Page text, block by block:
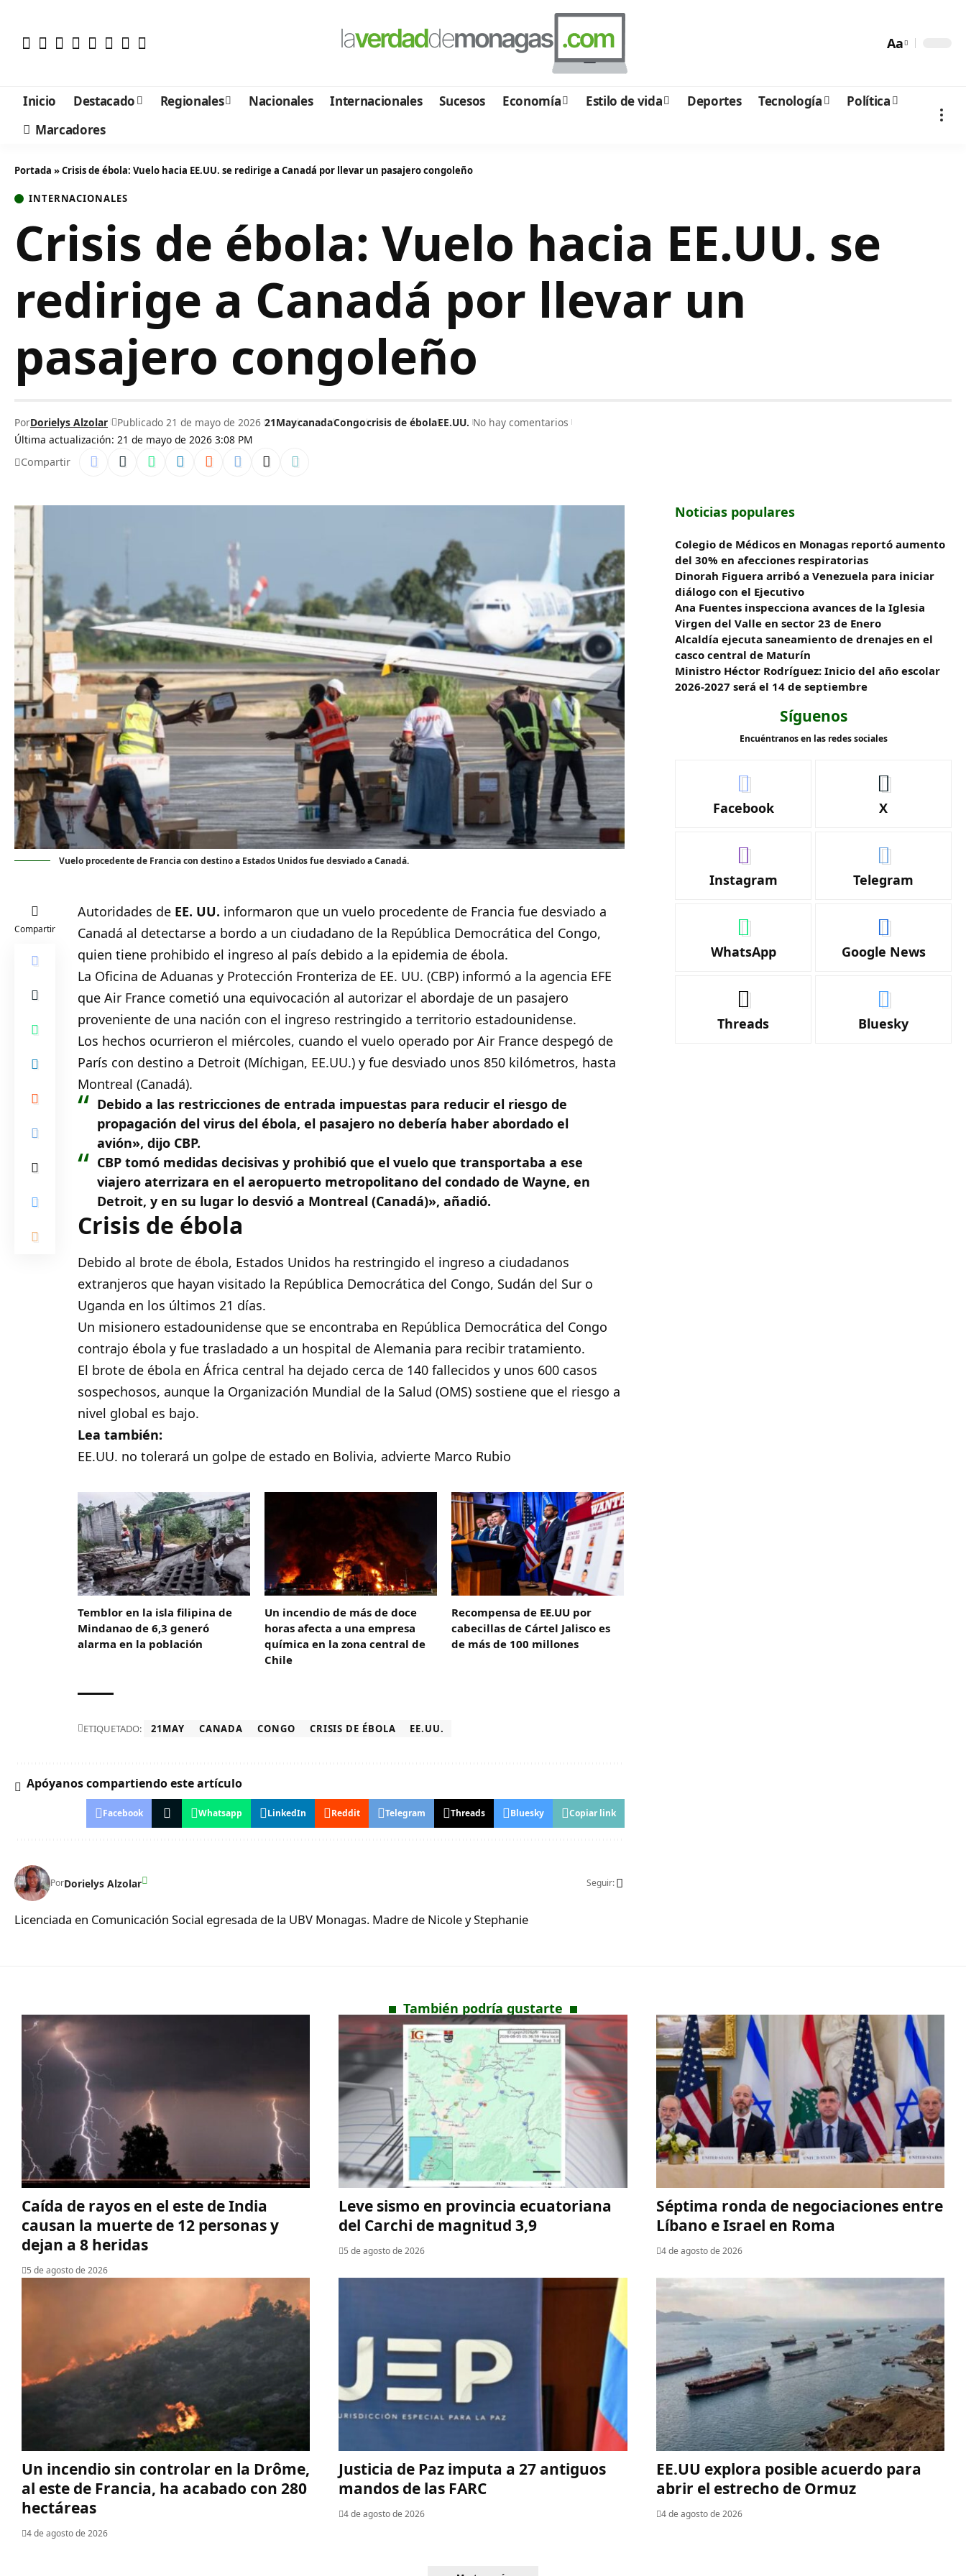
Aa
Inicio Destacado Regionales Nacionales Internacionales Sucesos Economía Estilo de vida Deportes Tecnología
Política
Marcadores
Portada »Crisis de ébola: Vuelo hacia EE.UU. se redirige a Canadá por llevar un pasajero congoleño
INTERNACIONALES
Crisis de ébola: Vuelo hacia EE.UU. se
redirige a Canadá por llevar un
pasajero congoleño
Última actualización: 21 de mayo de 2026 3:08 PM
PorDorielys Alzolar Publicado 21 de mayo de 2026 21MaycanadaCongocrisis de ébolaEE.UU. No hay comentarios
Compartir
Vuelo procedente de Francia con destino a Estados Unidos fue desviado a Canadá.
Compartir
Autoridades de EE. UU. informaron que un vuelo procedente de Francia fue desviado a
Canadá al detectarse a bordo a un ciudadano de la República Democrática del Congo,
quien tiene prohibido el ingreso al país debido a la epidemia de ébola.
La Oficina de Aduanas y Protección Fronteriza de EE. UU. (CBP) informó a la agencia EFE
que Air France cometió una equivocación al autorizar el abordaje de un pasajero
proveniente de una nación con el ingreso restringido a territorio estadounidense.
Los hechos ocurrieron el miércoles, cuando el vuelo operado por Air France despegó de
París con destino a Detroit (Míchigan, EE.UU.) y fue desviado unos 850 kilómetros, hasta
Montreal (Canadá).
Debido a las restricciones de entrada impuestas para reducir el riesgo de
propagación del virus del ébola, el pasajero no debería haber abordado el
avión», dijo CBP.
CBP tomó medidas decisivas y prohibió que el vuelo que transportaba a ese
viajero aterrizara en el aeropuerto metropolitano del condado de Wayne, en
Detroit, y en su lugar lo desvió a Montreal (Canadá)», añadió.
Crisis de ébola
Debido al brote de ébola, Estados Unidos ha restringido el ingreso a ciudadanos
extranjeros que hayan visitado la República Democrática del Congo, Sudán del Sur o
Uganda en los últimos 21 días.
Un misionero estadounidense que se encontraba en República Democrática del Congo
contrajo ébola y fue trasladado a un hospital de Alemania para recibir tratamiento.
El brote de ébola en África central ha dejado cerca de 140 fallecidos y unos 600 casos
sospechosos, aunque la Organización Mundial de la Salud (OMS) sostiene que el riesgo a
nivel global es bajo.
Lea también:
EE.UU. no tolerará un golpe de estado en Bolivia, advierte Marco Rubio
Temblor en la isla filipina de
Mindanao de 6,3 generó
alarma en la población
Un incendio de más de doce
horas afecta a una empresa
química en la zona central de
Chile
Recompensa de EE.UU por
cabecillas de Cártel Jalisco es
de más de 100 millones
ETIQUETADO: 21MAY CANADA CONGO CRISIS DE ÉBOLA EE.UU.
Apóyanos compartiendo este artículo
Facebook Whatsapp LinkedIn Reddit Telegram Threads Bluesky Copiar link
PorDorielys Alzolar Seguir:
Licenciada en Comunicación Social egresada de la UBV Monagas. Madre de Nicole y Stephanie
Noticias populares
Colegio de Médicos en Monagas reportó aumento
del 30% en afecciones respiratorias
Dinorah Figuera arribó a Venezuela para iniciar
diálogo con el Ejecutivo
Ana Fuentes inspecciona avances de la Iglesia
Virgen del Valle en sector 23 de Enero
Alcaldía ejecuta saneamiento de drenajes en el
casco central de Maturín
Ministro Héctor Rodríguez: Inicio del año escolar
2026-2027 será el 14 de septiembre
Síguenos
Encuéntranos en las redes sociales
Facebook X
Instagram Telegram
WhatsApp Google News
Threads Bluesky
También podría gustarte
Caída de rayos en el este de India
causan la muerte de 12 personas y
dejan a 8 heridas
5 de agosto de 2026
Leve sismo en provincia ecuatoriana
del Carchi de magnitud 3,9
5 de agosto de 2026
Séptima ronda de negociaciones entre
Líbano e Israel en Roma
4 de agosto de 2026
Un incendio sin controlar en la Drôme,
al este de Francia, ha acabado con 280
hectáreas
4 de agosto de 2026
Justicia de Paz imputa a 27 antiguos
mandos de las FARC
4 de agosto de 2026
EE.UU explora posible acuerdo para
abrir el estrecho de Ormuz
4 de agosto de 2026